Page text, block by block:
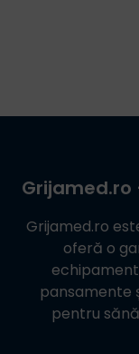
Grijamed.ro
Grijamed.ro
oferă o
pansamente
pentru